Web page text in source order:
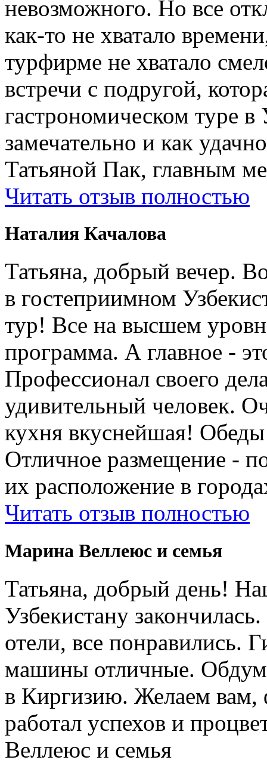
невозможного. Но все
как-то не хватало
турфирме не хватало
встречи с подругой,
гастрономическом туре
замечательно и как
Татьяной Пак, главным
Читать отзыв полностью
Наталия Качалова
Татьяна, добрый вечер.
в гостеприимном
тур! Все на высшем
программа. А главное -
Профессионал своего
удивительный человек.
кухня вкуснейшая!
Отличное размещение -
их расположение в
Читать отзыв полностью
Марина Веллеюс и семья
Татьяна, добрый день!
Узбекистану
отели, все понравились.
машины отличные.
в Киргизию. Желаем вам,
работал успехов и
Веллеюс и семья